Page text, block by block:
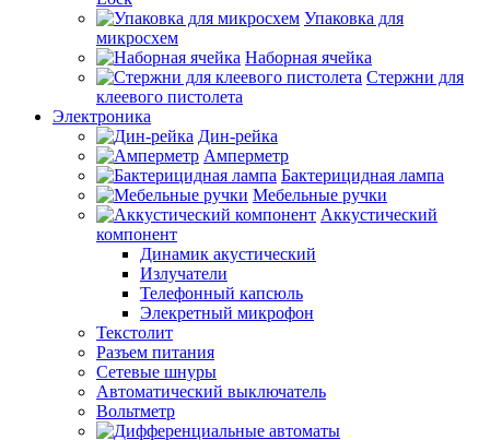
Упаковка для
микросхем
Наборная ячейка
Стержни для
клеевого пистолета
Электроника
Дин-рейка
Амперметр
Бактерицидная лампа
Мебельные ручки
Аккустический
компонент
Динамик акустический
Излучатели
Телефонный капсюль
Элекретный микрофон
Текстолит
Разъем питания
Сетевые шнуры
Автоматический выключатель
Вольтметр